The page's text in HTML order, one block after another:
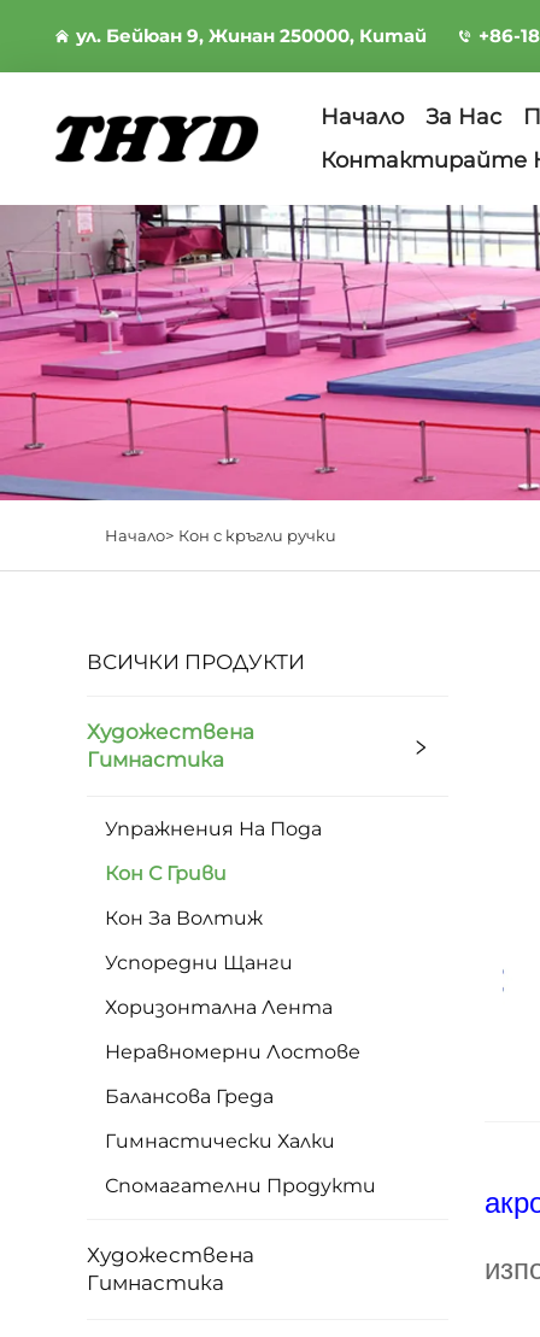
ул. Бейюан 9, Жинан 250000, Китай +86-
Начало За Нас
Контактирайте
Начало> Кон с кръгли ручки
ВСИЧКИ ПРОДУКТИ
Художествена
Гимнастика
Упражнения На Пода
Кон С Гриви
Кон За Волтиж
Успоредни Щанги
Хоризонтална Лента
Неравномерни Лостове
Балансова Греда
Гимнастически Халки
Спомагателни Продукти
Художествена
Гимнастика